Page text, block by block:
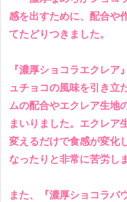
感を出すために、配合や
てたどりつきました。
『濃厚ショコラエクレ
ュチョコの風味を引き立
ムの配合やエクレア生地
まいりました。エクレア
変えるだけで食感が変化
なったりと非常に苦労し
また、『濃厚ショコラバ